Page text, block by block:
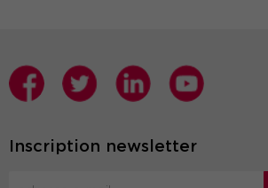
Inscription newsletter